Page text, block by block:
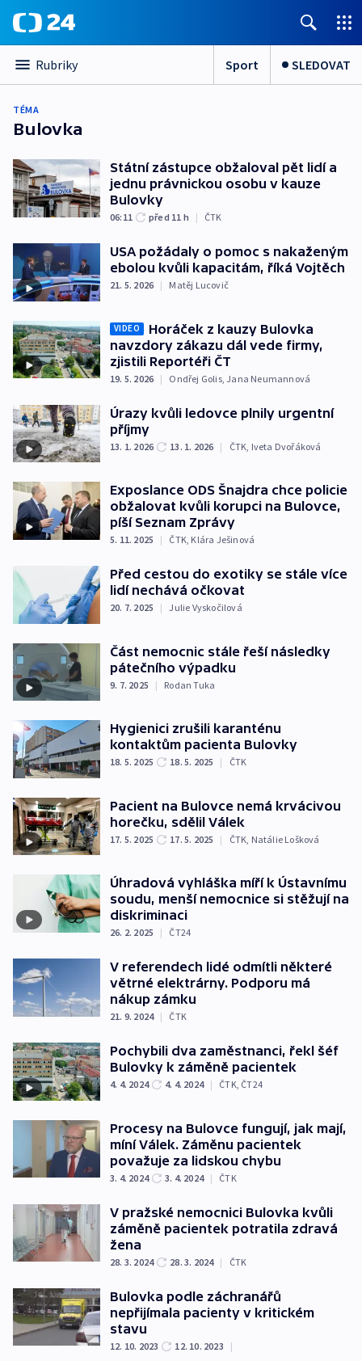
Rubriky Sport SLEDOVAT
TÉMA
Bulovka
Státní zástupce obžaloval pět lidí a
jednu právnickou osobu v kauze
Bulovky
06:11 před 11 h | ČTK
USA požádaly o pomoc s nakaženým
ebolou kvůli kapacitám, říká Vojtěch
21. 5. 2026 | Matěj Lucovič
VIDEO
Horáček z kauzy Bulovka
navzdory zákazu dál vede firmy,
zjistili Reportéři ČT
19. 5. 2026 | Ondřej Golis, Jana Neumannová
Úrazy kvůli ledovce plnily urgentní
příjmy
13. 1. 2026 13. 1. 2026 | ČTK Iveta Dvořáková
Exposlance ODS Šnajdra chce policie
obžalovat kvůli korupci na Bulovce,
píší Seznam Zprávy
5. 11. 2025 | ČTK, Klára Ješinová
Před cestou do exotiky se stále více
lidí nechává očkovat
20. 7. 2025 | Julie Vyskočilová
Část nemocnic stále řeší následky
pátečního výpadku
9. 7. 2025 | Rodan Tuka
Hygienici zrušili karanténu
kontaktům pacienta Bulovky
18. 5. 2025 18. 5. 2025 | ČTK
Pacient na Bulovce nemá krvácivou
horečku, sdělil Válek
17. 5. 2025 17. 5. 2025 | ČTK Natálie Lošková
Úhradová vyhláška míří k Ústavnímu
soudu, menší nemocnice si stěžují na
diskriminaci
26. 2. 2025 | ČT24
V referendech lidé odmítli některé
větrné elektrárny. Podporu má
nákup zámku
21. 9. 2024 | ČTK
Pochybili dva zaměstnanci, řekl šéf
Bulovky k záměně pacientek
4. 4. 2024 4. 4. 2024 | ČTK, ČT24
Procesy na Bulovce fungují, jak mají,
míní Válek. Záměnu pacientek
považuje za lidskou chybu
3. 4. 2024 3. 4. 2024 | ČTK
V pražské nemocnici Bulovka kvůli
záměně pacientek potratila zdravá
žena
28. 3. 2024 28. 3. 2024 | ČTK
Bulovka podle záchranářů
nepřijímala pacienty v kritickém
stavu
12. 10. 2023 12. 10. 2023 |